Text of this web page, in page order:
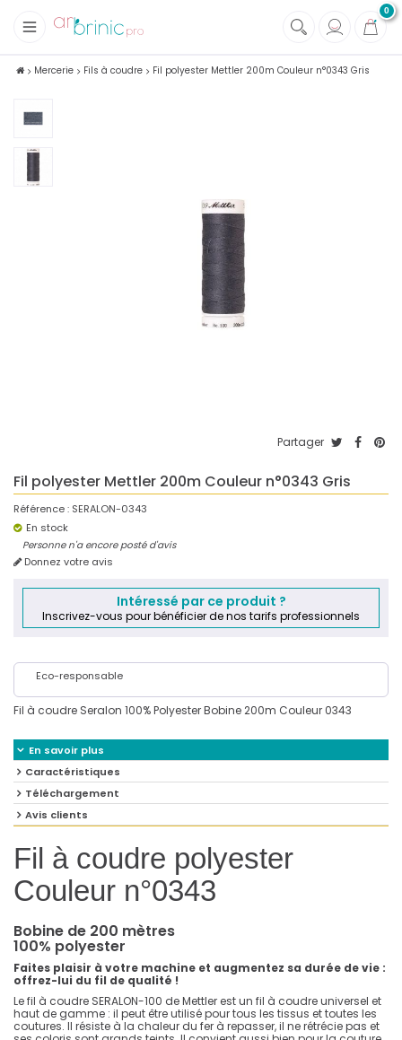
0
+
Tissus
Mercerie Fils à coudre Fil polyester Mettler 200m Couleur n°0343 Gris
Partager
Fil polyester Mettler 200m Couleur n°0343 Gris
Référence : SERALON-0343
En stock
Personne n'a encore posté d'avis
Donnez votre avis
Intéressé par ce produit ?
Inscrivez-vous pour bénéficier de nos tarifs professionnels
Eco-responsable
Fil à coudre Seralon 100% Polyester Bobine 200m Couleur 0343
En savoir plus
Caractéristiques
Téléchargement
Avis clients
Fil à coudre polyester
Couleur n°0343
Bobine de 200 mètres
100% polyester
Faites plaisir à votre machine et augmentez sa durée de vie :
offrez-lui du fil de qualité !
Le fil à coudre SERALON-100 de Mettler est un fil à coudre universel et
haut de gamme : il peut être utilisé pour tous les tissus et toutes les
coutures. Il résiste à la chaleur du fer à repasser, il ne rétrécie pas et